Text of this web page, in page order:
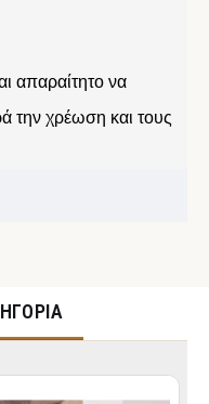
απαραίτητο να
την χρέωση και τους